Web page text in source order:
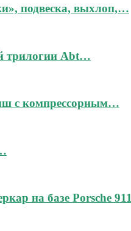
подвеска, выхлоп,…
трилогии Abt…
с компрессорным…
на базе Porsche 911